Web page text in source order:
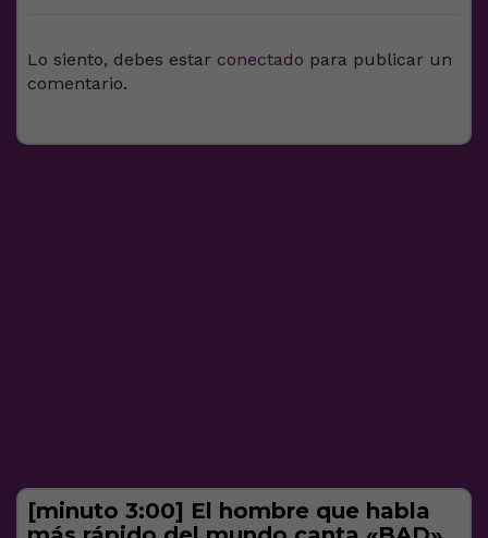
Lo siento, debes estar conectado para publicar un
comentario.
[minuto 3:00] El hombre que habla